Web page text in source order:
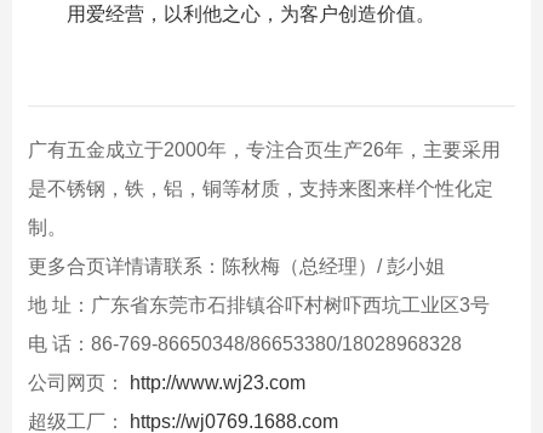
用爱经营，以利他之心，为客户创造价值。
广有五金成立于2000年，专注合页生产26年，主要采用
是不锈钢，铁，铝，铜等材质，支持来图来样个性化定
制。
更多合页详情请联系：陈秋梅（总经理）/ 彭小姐
地 址：广东省东莞市石排镇谷吓村树吓西坑工业区3号
电 话：86-769-86650348/86653380/18028968328
公司网页：
http://www.wj23.com
超级工厂：
https://wj0769.1688.com